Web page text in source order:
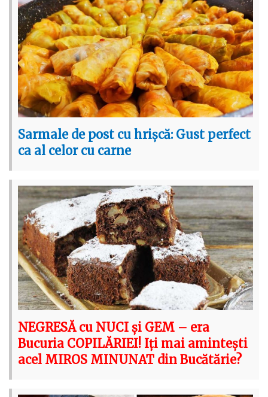
Sarmale de post cu hrișcă: Gust perfect
ca al celor cu carne
NEGRESĂ cu NUCI și GEM – era
Bucuria COPILĂRIEI! Iți mai amintești
acel MIROS MINUNAT din Bucătărie?